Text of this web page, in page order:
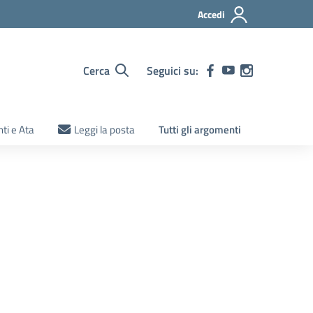
Accedi
Cerca Seguici su:
e Ata Leggi la posta Tutti gli argomenti